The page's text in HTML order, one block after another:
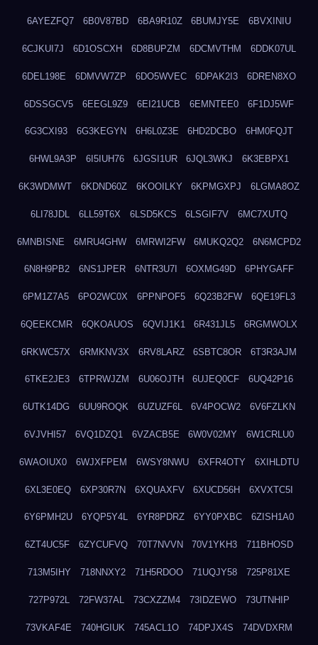
6AYEZFQ7 6B0V87BD 6BA9R10Z 6BUMJY5E 6BVXINIU
6CJKUI7J 6D1OSCXH 6D8BUPZM 6DCMVTHM 6DDK07UL
6DEL198E 6DMVW7ZP 6DO5WVEC 6DPAK2I3 6DREN8XO
6DSSGCV5 6EEGL9Z9 6EI21UCB 6EMNTEE0 6F1DJ5WF
6G3CXI93 6G3KEGYN 6H6L0Z3E 6HD2DCBO 6HM0FQJT
6HWL9A3P 6I5IUH76 6JGSI1UR 6JQL3WKJ 6K3EBPX1
6K3WDMWT 6KDND60Z 6KOOILKY 6KPMGXPJ 6LGMA8OZ
6LI78JDL 6LL59T6X 6LSD5KCS 6LSGIF7V 6MC7XUTQ
6MNBISNE 6MRU4GHW 6MRWI2FW 6MUKQ2Q2 6N6MCPD2
6N8H9PB2 6NS1JPER 6NTR3U7I 6OXMG49D 6PHYGAFF
6PM1Z7A5 6PO2WC0X 6PPNPOF5 6Q23B2FW 6QE19FL3
6QEEKCMR 6QKOAUOS 6QVIJ1K1 6R431JL5 6RGMWOLX
6RKWC57X 6RMKNV3X 6RV8LARZ 6SBTC8OR 6T3R3AJM
6TKE2JE3 6TPRWJZM 6U06OJTH 6UJEQ0CF 6UQ42P16
6UTK14DG 6UU9ROQK 6UZUZF6L 6V4POCW2 6V6FZLKN
6VJVHI57 6VQ1DZQ1 6VZACB5E 6W0V02MY 6W1CRLU0
6WAOIUX0 6WJXFPEM 6WSY8NWU 6XFR4OTY 6XIHLDTU
6XL3E0EQ 6XP30R7N 6XQUAXFV 6XUCD56H 6XVXTC5I
6Y6PMH2U 6YQP5Y4L 6YR8PDRZ 6YY0PXBC 6ZISH1A0
6ZT4UC5F 6ZYCUFVQ 70T7NVVN 70V1YKH3 711BHOSD
713M5IHY 718NNXY2 71H5RDOO 71UQJY58 725P81XE
727P972L 72FW37AL 73CXZZM4 73IDZEWO 73UTNHIP
73VKAF4E 740HGIUK 745ACL1O 74DPJX4S 74DVDXRM